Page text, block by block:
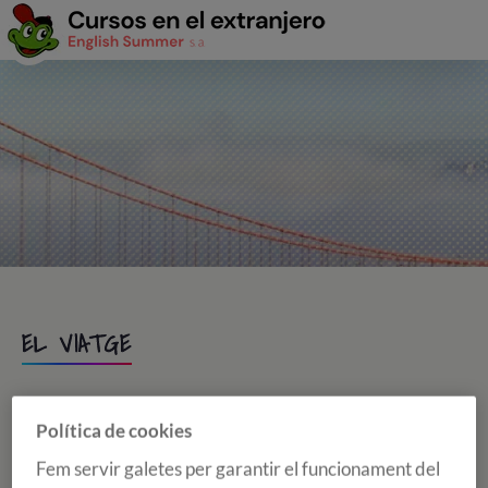
EL VIATGE
ASSISTÈNCIA A L'AEROPORT
Els estudiants dels cursos d'anglès o d'altres idiomes a
Política de cookies
Fem servir galetes per garantir el funcionament del